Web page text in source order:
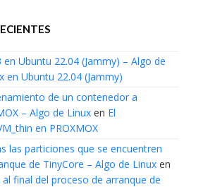
en Ubuntu 22.04 (Jammy) – Algo de
en Ubuntu 22.04 (Jammy)
de un contenedor a
– Algo de Linuxen El
en PROXMOX
las particiones que se encuentren
de TinyCore – Algo de Linuxen
final del proceso de arranque de